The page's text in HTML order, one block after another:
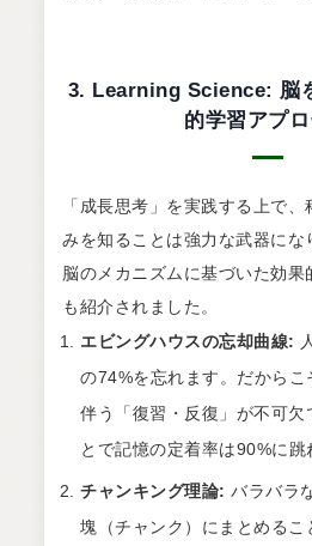
3. Learning Science: 脳
的学習アプ
「成長思考」を実践する上で
みを知ることは強力な武器にな
脳のメカニズムに基づいた効果
も紹介されました。
エビングハウスの忘却曲線:
の74%を忘れます。だからこ
伴う「復習・反復」が不可欠
とで記憶の定着率は90%に跳
チャンキング理論: バラバラ
塊（チャンク）にまとめる